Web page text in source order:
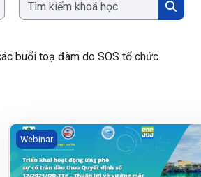
Tìm
buổi toạ đàm do SOS tổ chức
Đại dịch COVID-19
Triển khai hoạt động ứng phó sự cố
Webinar